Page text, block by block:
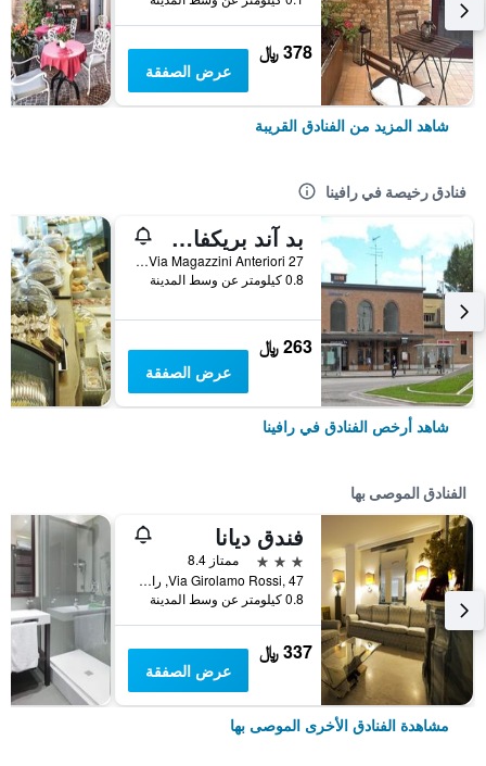
378 ﷼
عرض الصفقة
شاهد المزيد من الفنادق القريبة
فنادق رخيصة في رافينا
بد آند بريكفاست أل كانديانو
27 Via Magazzini Anteriori, رافينا, مقاطعة رافينا, إيطاليا
0.8 كيلومتر عن وسط المدينة
263 ﷼
عرض الصفقة
شاهد أرخص الفنادق في رافينا
الفنادق الموصى بها
فندق ديانا
3 نجوم
ممتاز 8.4
Via Girolamo Rossi, 47, رافينا, مقاطعة رافينا, إيطاليا
0.8 كيلومتر عن وسط المدينة
337 ﷼
عرض الصفقة
مشاهدة الفنادق الأخرى الموصى بها